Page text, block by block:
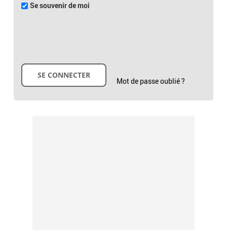
Se souvenir de moi
Mot de passe oublié ?